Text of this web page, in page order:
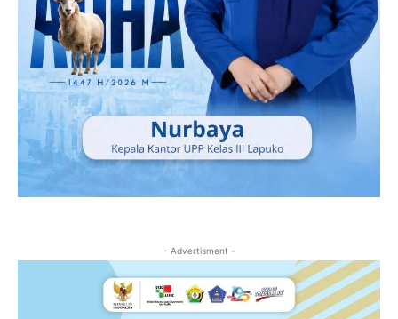
- Advertisment -